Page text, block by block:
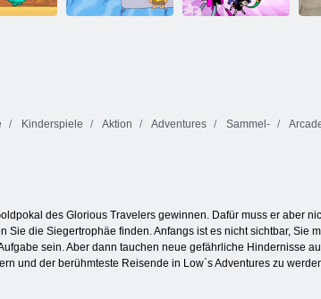
Kinderspiele Aktion Adventures Sammel-
des Glorious Travelers gewinnen. Dafür muss er aber
Sie die Siegertrophäe finden. Anfangs ist es nicht sichtbar,
sein. Aber dann tauchen neue gefährliche Hindernisse
und der berühmteste Reisende in Low`s Adventures zu